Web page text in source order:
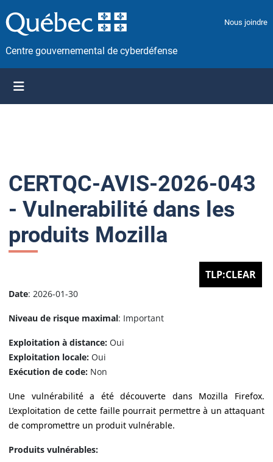
a
s
e
u
Nous joindre
Centre gouvernemental de cyberdéfense
CERTQC-AVIS-2026-043
- Vulnerabilité dans les
produits Mozilla
TLP:CLEAR
Date: 2026-01-30
Niveau de risque maximal: Important
Exploitation à distance: Oui
Exploitation locale: Oui
Exécution de code: Non
Une vulnérabilité a été découverte dans Mozilla Firefox.
L’exploitation de cette faille pourrait permettre à un attaquant
de compromettre un produit vulnérable.
Produits vulnérables: